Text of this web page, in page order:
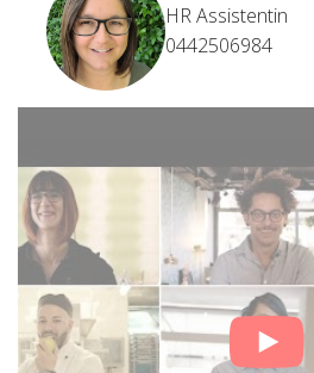
HR Assistentin
0442506984